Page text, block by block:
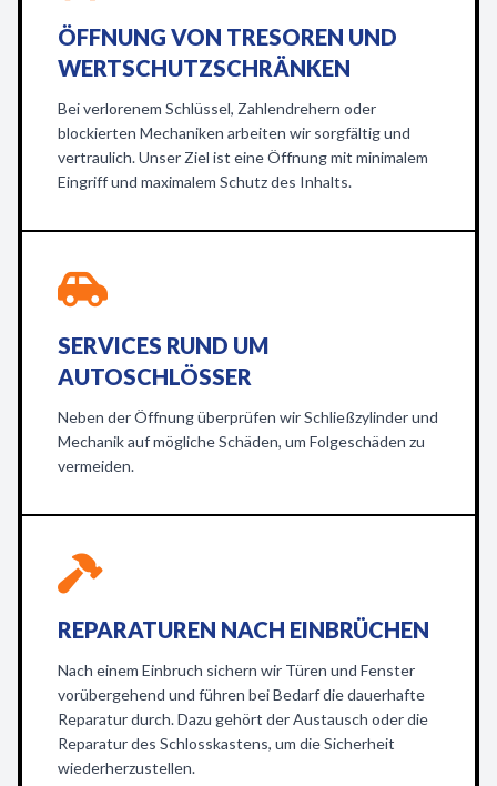
ÖFFNUNG VON TRESOREN UND
WERTSCHUTZSCHRÄNKEN
Bei verlorenem Schlüssel, Zahlendrehern oder
blockierten Mechaniken arbeiten wir sorgfältig und
vertraulich. Unser Ziel ist eine Öffnung mit minimalem
Eingriff und maximalem Schutz des Inhalts.
SERVICES RUND UM
AUTOSCHLÖSSER
Neben der Öffnung überprüfen wir Schließzylinder und
Mechanik auf mögliche Schäden, um Folgeschäden zu
vermeiden.
REPARATUREN NACH EINBRÜCHEN
Nach einem Einbruch sichern wir Türen und Fenster
vorübergehend und führen bei Bedarf die dauerhafte
Reparatur durch. Dazu gehört der Austausch oder die
Reparatur des Schlosskastens, um die Sicherheit
wiederherzustellen.